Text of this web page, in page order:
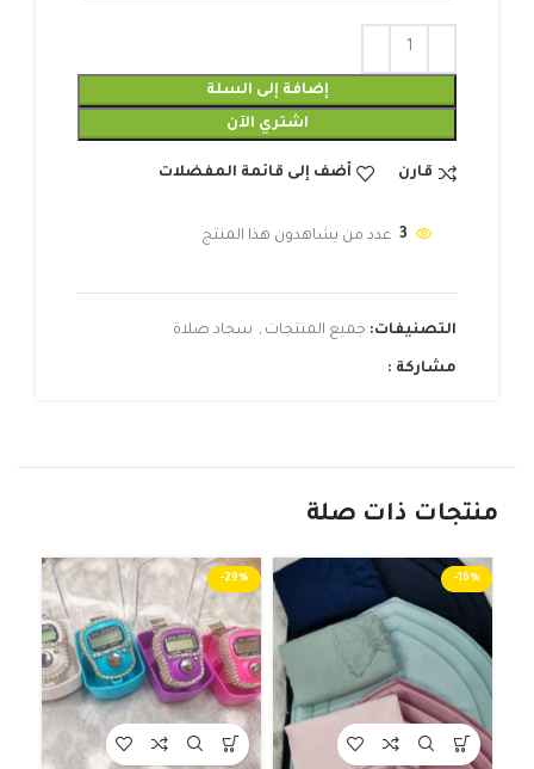
إضافة إلى السلة
اشتري الآن
قارن أضف إلى قائمة المفضلات
3 عدد من يشاهدون هذا المنتج
التصنيفات: جميع المنتجات , سجاد صلاة
مشاركة :
منتجات ذات صلة
-16%
-29%